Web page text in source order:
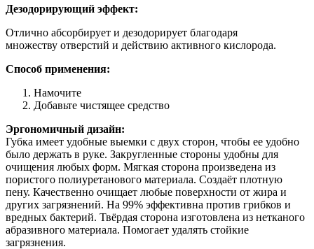
Дезодорирующий эффект:
Отлично абсорбирует и дезодорирует благодаря
множеству отверстий и действию активного кислорода.
Способ применения:
Намочите
Добавьте чистящее средство
Эргономичный дизайн:
Губка имеет удобные выемки с двух сторон, чтобы ее удобно
было держать в руке. Закругленные стороны удобны для
очищения любых форм. Мягкая сторона произведена из
пористого полиуретанового материала. Создаёт плотную
пену. Качественно очищает любые поверхности от жира и
других загрязнений. На 99% эффективна против грибков и
вредных бактерий. Твёрдая сторона изготовлена из нетканого
абразивного материала. Помогает удалять стойкие
загрязнения.